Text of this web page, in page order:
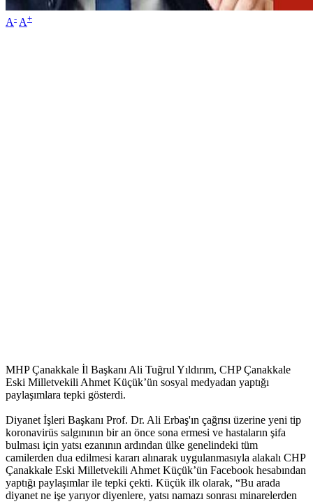
A- A+
MHP Çanakkale İl Başkanı Ali Tuğrul Yıldırım, CHP Çanakkale
Eski Milletvekili Ahmet Küçük’ün sosyal medyadan yaptığı
paylaşımlara tepki gösterdi.
Diyanet İşleri Başkanı Prof. Dr. Ali Erbaş'ın çağrısı üzerine yeni tip
koronavirüs salgınının bir an önce sona ermesi ve hastaların şifa
bulması için yatsı ezanının ardından ülke genelindeki tüm
camilerden dua edilmesi kararı alınarak uygulanmasıyla alakalı CHP
Çanakkale Eski Milletvekili Ahmet Küçük’ün Facebook hesabından
yaptığı paylaşımlar ile tepki çekti. Küçük ilk olarak, “Bu arada
diyanet ne işe yarıyor diyenlere, yatsı namazı sonrası minarelerden